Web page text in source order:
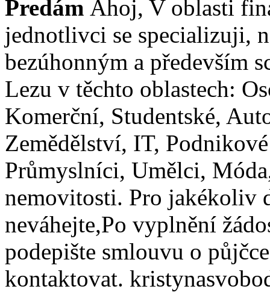
Predám Ahoj, V oblasti
jednotlivci se specializuji,
bezúhonným a především
Lezu v těchto oblastech:
Komerční, Studentské,
Zemědělství, IT,
Průmyslníci, Umělci,
nemovitosti. Pro jakékoliv
neváhejte,Po vyplnění
podepište smlouvu o
kontaktovat.